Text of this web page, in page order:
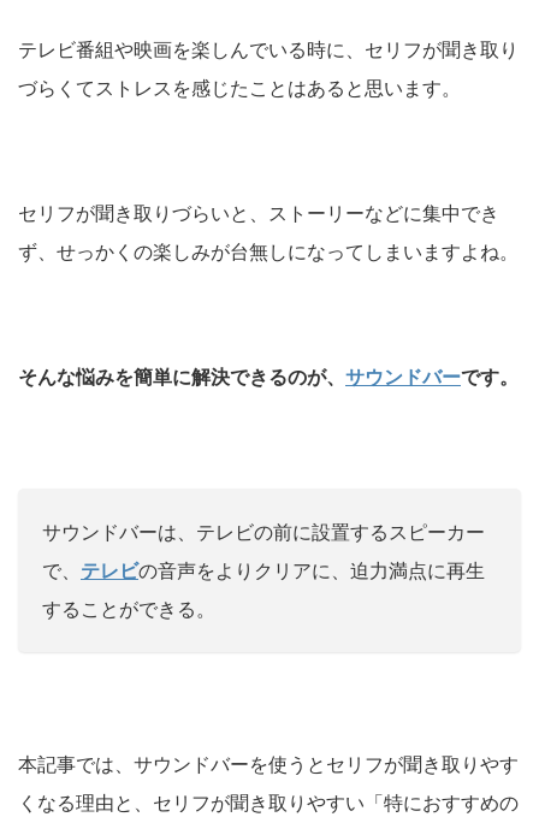
テレビ番組や映画を楽しんでいる時に、セリフが聞き取り
づらくてストレスを感じたことはあると思います。
セリフが聞き取りづらいと、ストーリーなどに集中でき
ず、せっかくの楽しみが台無しになってしまいますよね。
そんな悩みを簡単に解決できるのが、 サウンドバーです。
サウンドバーは、テレビの前に設置するスピーカー
で、 テレビの音声をよりクリアに、迫力満点に再生
することができる。
本記事では、サウンドバーを使うとセリフが聞き取りやす
くなる理由と、セリフが聞き取りやすい「特におすすめの